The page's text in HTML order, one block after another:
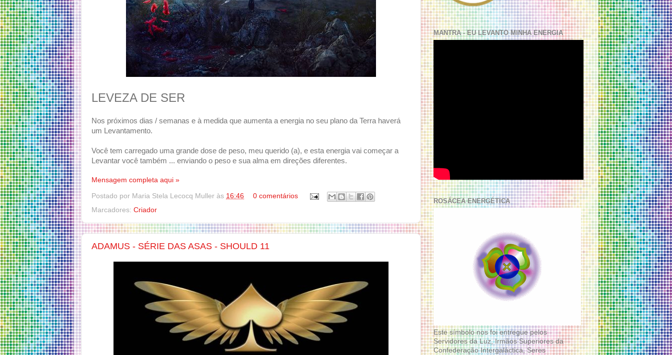
LEVEZA DE SER
Nos próximos dias / semanas e à medida que aumenta a energia no seu plano da Terra haverá
um Levantamento.
Você tem carregado uma grande dose de peso, meu querido (a), e esta energia vai começar a
Levantar você também ... enviando o peso e sua alma em direções diferentes.
Mensagem completa aqui »
Postado por Maria Stela Lecocq Muller às 16:46
0 comentários
Marcadores: Criador
ADAMUS - SÉRIE DAS ASAS - SHOULD 11
MANTRA - EU LEVANTO MINHA ENERGIA
ROSÁCEA ENERGÉTICA
Este símbolo nos foi entregue pelos
Servidores da Luz, Irmãos Superiores da
Confederação Intergaláctica, Seres